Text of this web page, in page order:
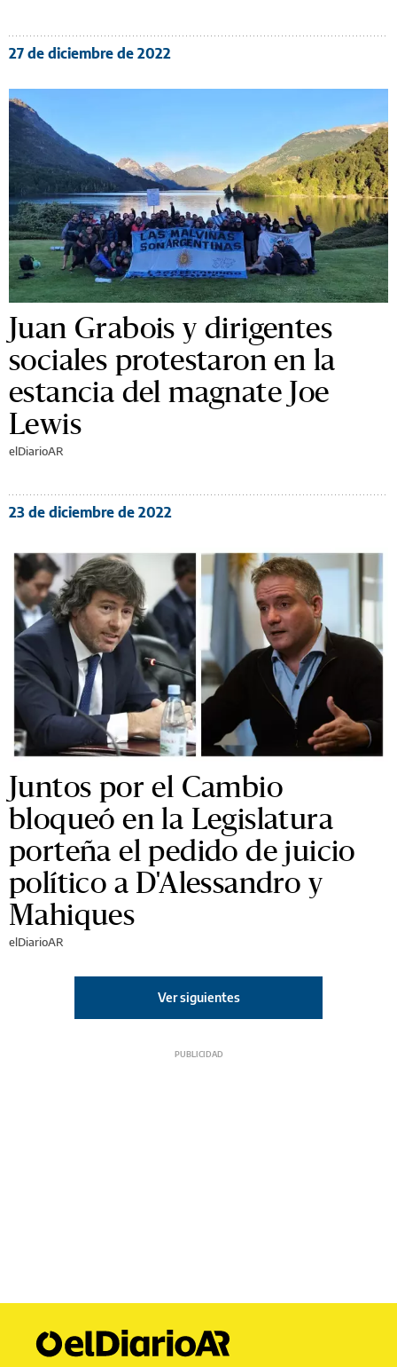
27 de diciembre de 2022
Juan Grabois y dirigentes
sociales protestaron en la
estancia del magnate Joe
Lewis
elDiarioAR
23 de diciembre de 2022
Juntos por el Cambio
bloqueó en la Legislatura
porteña el pedido de juicio
político a D'Alessandro y
Mahiques
elDiarioAR
Ver siguientes